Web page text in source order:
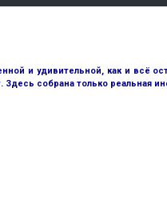
и удивительной, как и всё
собрана только реальная